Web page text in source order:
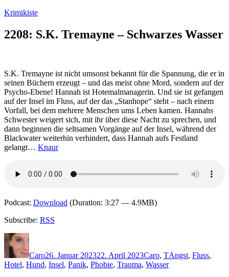
Zum
springen
Krimikiste
2208: S.K. Tremayne – Schwarzes Wasser
S.K. Tremayne ist nicht umsonst bekannt für die Spannung, die er in
seinen Büchern erzeugt – und das meist ohne Mord, sondern auf der
Psycho-Ebene! Hannah ist Hotemalmanagerin. Und sie ist gefangen
auf der Insel im Fluss, auf der das „Stanhope“ steht – nach einem
Vorfall, bei dem mehrere Menschen ums Leben kamen. Hannahs
Schwester weigert sich, mit ihr über diese Nacht zu sprechen, und
dann beginnen die seltsamen Vorgänge auf der Insel, während der
Blackwater weiterhin verhindert, dass Hannah aufs Festland
gelangt… Knaur
Podcast: Download (Duration: 3:27 — 4.9MB)
Subscribe: RSS
Autor
Caro26. Januar 202322. April 2023Caro, TAngst, Fluss,
Hotel, Hund, Insel, Panik, Phobie, Trauma, Wasser